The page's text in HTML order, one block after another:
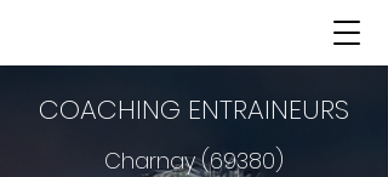
COACHING ENTRAINEURS
Charnay (69380)